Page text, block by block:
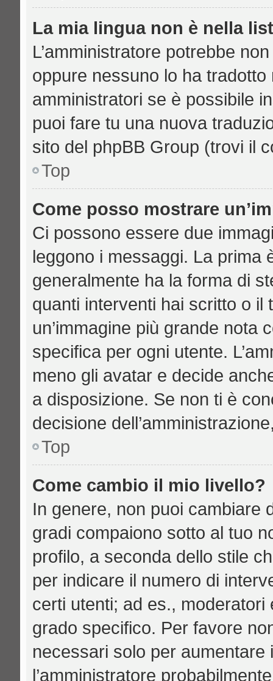
La mia lingua non è nella
L’amministratore potrebbe
oppure nessuno lo ha
amministratori se è possibile
puoi fare tu una nuova
sito del phpBB Group (trovi il
Top
Come posso mostrare
Ci possono essere due
leggono i messaggi. La prima
generalmente ha la forma di
quanti interventi hai scritto o il
un’immagine più grande nota
specifica per ogni utente.
meno gli avatar e decide
a disposizione. Se non ti è
decisione
Top
Come cambio il mio livello?
In genere, non puoi cambiare
gradi compaiono sotto al tuo
profilo, a seconda dello stile
per indicare il numero di
certi utenti; ad es.,
grado specifico. Per favore
necessari solo per
l’amministratore